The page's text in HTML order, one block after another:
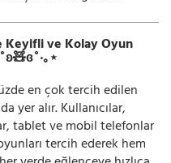
Keyifli ve Kolay Oyun
｡⋆
en çok tercih edilen
yer alır. Kullanıcılar,
tablet ve mobil telefonlar
tercih ederek hem